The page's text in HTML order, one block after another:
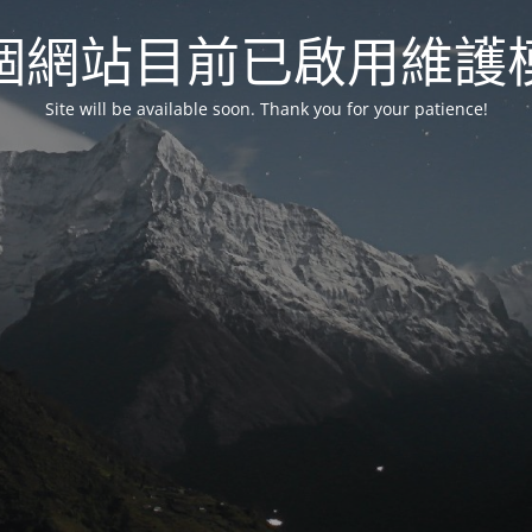
網站目前已啟用維護
Site will be available soon. Thank you for your patience!